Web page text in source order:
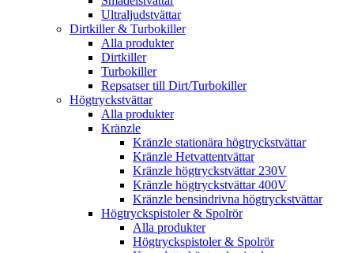
Ultraljudstvättar
Dirtkiller & Turbokiller
Alla produkter
Dirtkiller
Turbokiller
Repsatser till Dirt/Turbokiller
Högtryckstvättar
Alla produkter
Kränzle
Kränzle stationära högtryckstvättar
Kränzle Hetvattentvättar
Kränzle högtryckstvättar 230V
Kränzle högtryckstvättar 400V
Kränzle bensindrivna högtryckstvättar
Högtryckspistoler & Spolrör
Alla produkter
Högtryckspistoler & Spolrör